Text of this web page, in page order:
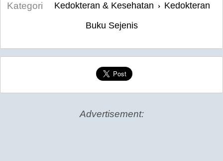
Kategori
Kedokteran & Kesehatan › Kedokteran
Buku Sejenis
Advertisement: